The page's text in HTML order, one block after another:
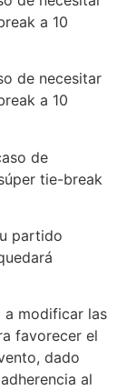
a 10
de necesitar
a 10
de
tie-break
partido
a modificar las
favorecer el
dado
al